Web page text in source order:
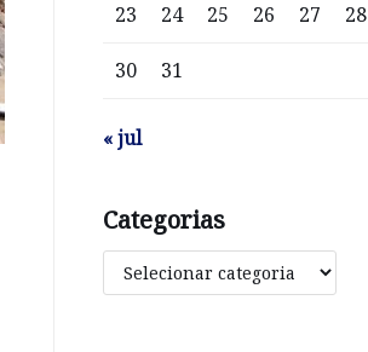
23 24 25 26 27 28
30 31
« jul
Categorias